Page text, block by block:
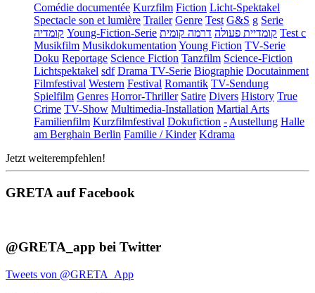
Comédie documentée Kurzfilm Fiction Licht-Spektakel
Spectacle son et lumière Trailer Genre Test G&S g Serie
קומדיה Young-Fiction-Serie קומדיית פעולה דרמה קומית
Test c
Musikfilm Musikdokumentation Young Fiction TV-Serie
Doku Reportage Science Fiction Tanzfilm Science-Fiction
Lichtspektakel sdf Drama TV-Serie Biographie Docutainment
Filmfestival Western Festival Romantik TV-Sendung
Spielfilm Genres Horror-Thriller Satire Divers History True
Crime TV-Show Multimedia-Installation Martial Arts
Familienfilm Kurzfilmfestival Dokufiction - Austellung Halle
am Berghain Berlin Familie / Kinder Kdrama
Jetzt weiterempfehlen!
GRETA auf Facebook
@GRETA_app bei Twitter
Tweets von @GRETA_App